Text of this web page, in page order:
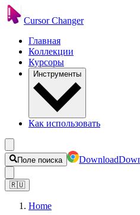
Cursor Changer
Главная
Коллекции
Курсоры
Инструменты
Как использовать
Поле поиска Download
🇷🇺
Home